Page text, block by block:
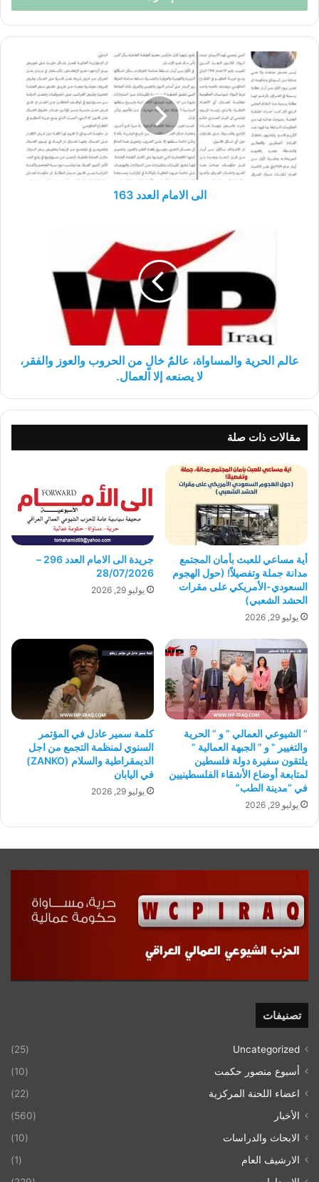
الى
الامام
العدد
163
الى الامام العدد 163
عالم الحرية والمساواة، عالمٌ خالٍ من الحروب والعوز والفقر،
لا يصنعه إلا العمال.
مقالات ذات صلة
أية مساعي للعبث بأمان المجتمع
مدانة جملة وتفصيلاً! (حول الهجوم
السعودي-الأمريكي على مقرات
الحشد الشعبي)
يوليو 29, 2026
جريدة الى الامام العدد 296 –
28/07/2026
يوليو 29, 2026
” الشيوعي العمالي ” و ” الحرية
والتغيير ” و ” الجبهة العمالية ”
يلتقون سفيرة دولة فلسطين
لمتابعة أوضاع الأشقاء الفلسطينيين
في “مدينة الطب”
يوليو 29, 2026
كلمة سمير عادل في المؤتمر
السنوي لمنظمة التجمع من اجل
الديمقراطية والسلام (ZANKO)
في اليابان
يوليو 29, 2026
تصنيفات
Uncategorized
(25)
أسبوع منصور حكمت
(10)
اعضاء اللحنة المركزية
(22)
الأخبار
(560)
الابحاث والدراسات
(10)
الارشيف العام
(1)